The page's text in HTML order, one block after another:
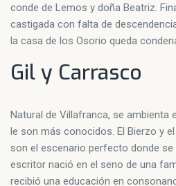
conde de Lemos y doña Beatriz.
castigada con falta de
la casa de los Osorio queda
Gil y Carrasco
Natural de Villafranca, se ambienta
le son más conocidos. El Bierzo y
son el escenario perfecto donde se
escritor nació en el seno de una
recibió una educación en